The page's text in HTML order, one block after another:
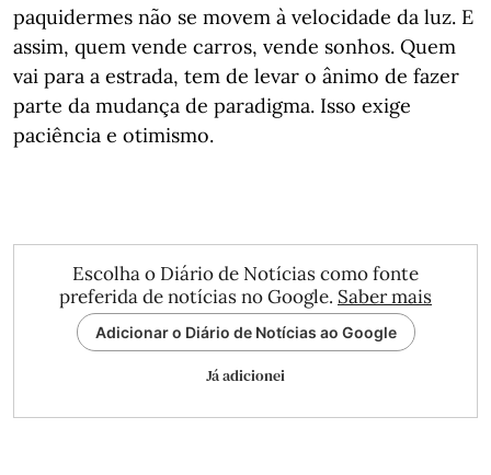
paquidermes não se movem à velocidade da luz. E
assim, quem vende carros, vende sonhos. Quem
vai para a estrada, tem de levar o ânimo de fazer
parte da mudança de paradigma. Isso exige
paciência e otimismo.
Escolha o Diário de Notícias como fonte
preferida de notícias no Google. Saber mais
Adicionar o Diário de Notícias ao Google
Já adicionei